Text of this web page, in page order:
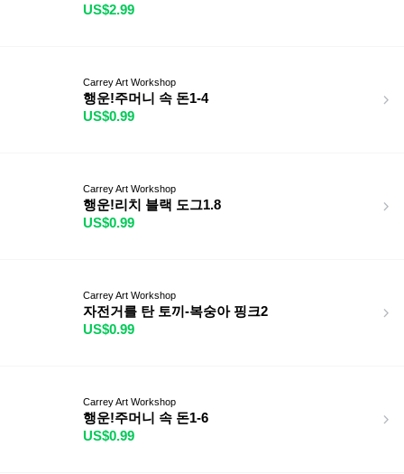
US$2.99
Carrey Art Workshop
행운!주머니 속 돈1-4
US$0.99
Carrey Art Workshop
행운!리치 블랙 도그1.8
US$0.99
Carrey Art Workshop
자전거를 탄 토끼-복숭아 핑크2
US$0.99
Carrey Art Workshop
행운!주머니 속 돈1-6
US$0.99